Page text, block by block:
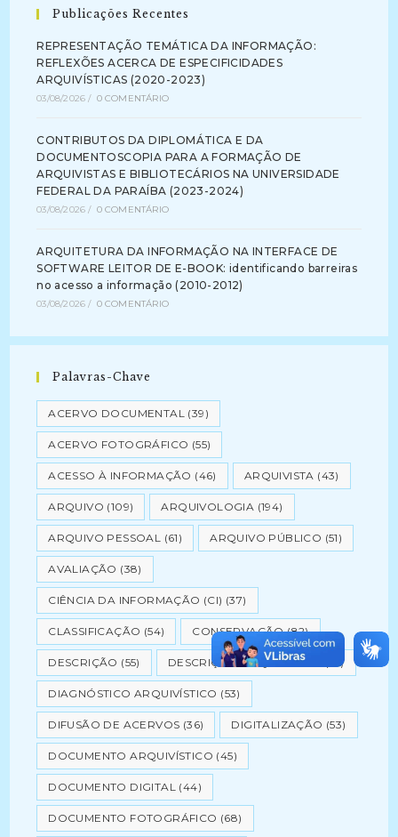
Publicações Recentes
REPRESENTAÇÃO TEMÁTICA DA INFORMAÇÃO:
REFLEXÕES ACERCA DE ESPECIFICIDADES
ARQUIVÍSTICAS (2020-2023)
03/08/2026 / 0 COMENTÁRIO
CONTRIBUTOS DA DIPLOMÁTICA E DA
DOCUMENTOSCOPIA PARA A FORMAÇÃO DE
ARQUIVISTAS E BIBLIOTECÁRIOS NA UNIVERSIDADE
FEDERAL DA PARAÍBA (2023-2024)
03/08/2026 / 0 COMENTÁRIO
ARQUITETURA DA INFORMAÇÃO NA INTERFACE DE
SOFTWARE LEITOR DE E-BOOK: identificando barreiras
no acesso a informação (2010-2012)
03/08/2026 / 0 COMENTÁRIO
Palavras-Chave
ACERVO DOCUMENTAL (39)
ACERVO FOTOGRÁFICO (55)
ACESSO À INFORMAÇÃO (46) ARQUIVISTA (43)
ARQUIVO (109) ARQUIVOLOGIA (194)
ARQUIVO PESSOAL (61) ARQUIVO PÚBLICO (51)
AVALIAÇÃO (38)
CIÊNCIA DA INFORMAÇÃO (CI) (37)
CLASSIFICAÇÃO (54) CONSERVAÇÃO(82)
DESCRIÇÃO (55) DESCRIÇÃO ARQUIVÍSTICA (41)
DIAGNÓSTICO ARQUIVÍSTICO (53)
DIFUSÃO DE ACERVOS (36) DIGITALIZAÇÃO (53)
DOCUMENTO ARQUIVÍSTICO (45)
DOCUMENTO DIGITAL (44)
DOCUMENTO FOTOGRÁFICO (68)